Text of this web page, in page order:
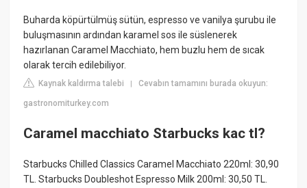
Buharda köpürtülmüş sütün, espresso ve vanilya şurubu ile
buluşmasının ardından karamel sos ile süslenerek
hazırlanan Caramel Macchiato, hem buzlu hem de sıcak
olarak tercih edilebiliyor.
Kaynak kaldırma talebi |Cevabın tamamını burada okuyun:
gastronomiturkey.com
Caramel macchiato Starbucks kac tl?
Starbucks Chilled Classics Caramel Macchiato 220ml: 30,90
TL. Starbucks Doubleshot Espresso Milk 200ml: 30,50 TL.